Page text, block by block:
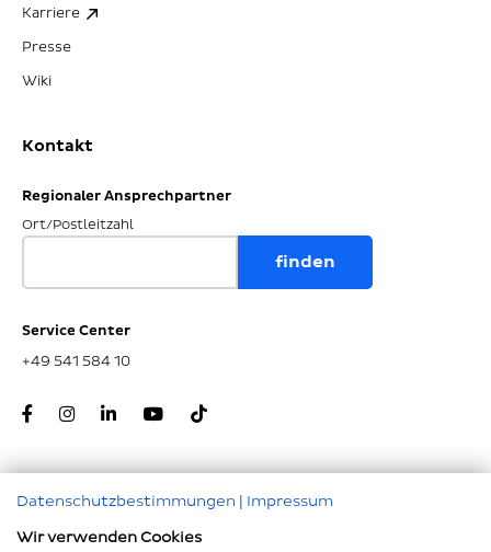
Karriere
Presse
Wiki
Kontakt
Regionaler Ansprechpartner
Ort/Postleitzahl
Service Center
+49 541 584 10
Datenschutzbestimmungen | Impressum
Wir verwenden Cookies